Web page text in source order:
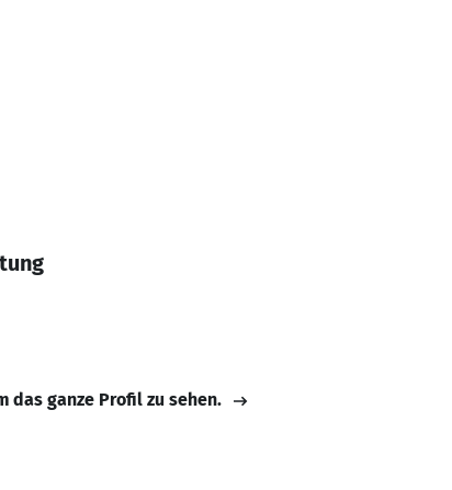
das ganze Profil zu sehen.